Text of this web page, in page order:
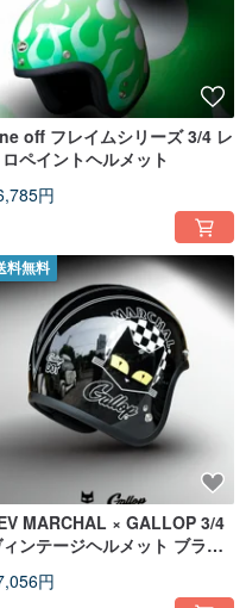
off フレイムシリーズ 3/4 レ
ロペイントヘルメット
円
料無料
MARCHAL × GALLOP 3/4
ンテージヘルメット ブラッ
円